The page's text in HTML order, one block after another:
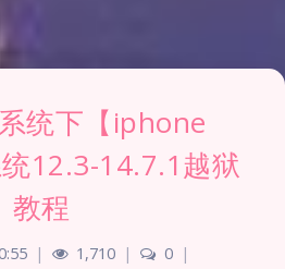
统下【iphone
12.3-14.7.1越狱
教程
| 1,710 | 0
|